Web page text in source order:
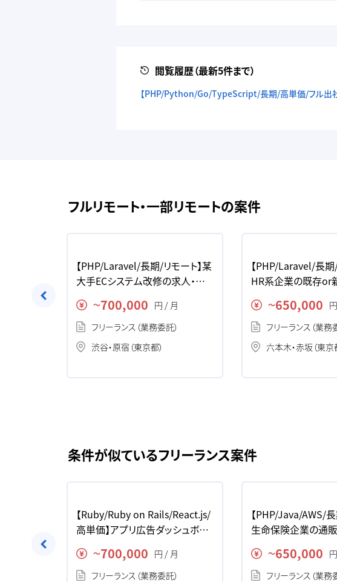
閲覧履歴（最新5件まで）
【PHP/Python/Go/TypeScript/長期/高単価/フル出
フルリモート・一部リモートの案件
【PHP/Laravel/長期/リモート】某
大手ECシステム改修の求人・案
件
〜700,000 円 / 月
フリーランス（業務委託）
渋谷・原宿（東京都）
【PHP/Laravel/長期/
HR系企業の既存or
開発の求人・案件
〜650,000
フリーランス（業務
六本木・赤坂（東京
条件が似ているフリーランス案件
【Ruby/Ruby on Rails/React.js/
高単価】アプリ広告ダッシュボー
ドレコメンド開発の求人・案件
〜700,000 円 / 月
フリーランス（業務委託）
【PHP/Java/AWS/長
生命保険企業の通
ンサイト開発の求人・
〜650,000
フリーランス（業務